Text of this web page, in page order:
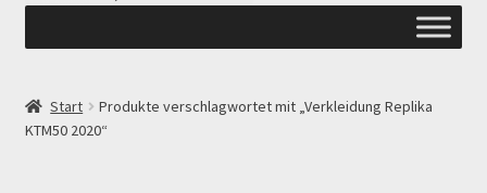
ANGEBOTE AB-PITBIKE
Start
Produkte verschlagwortet mit „Verkleidung Replika
KTM50 2020“